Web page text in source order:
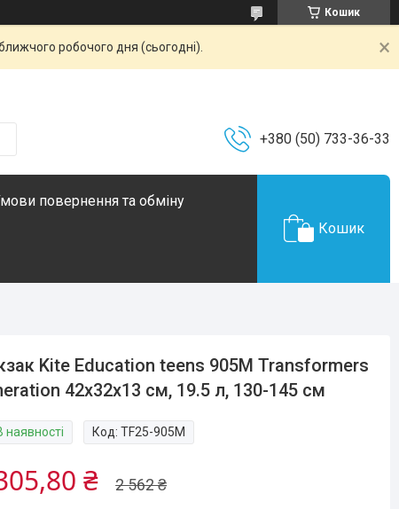
Кошик
робочого дня (сьогодні).
+380 (50) 733-36-33
повернення та обміну
Кошик
Kite Education teens 905M Transformers
42x32x13 см, 19.5 л, 130-145 см
наявності Код:TF25-905M
2 562 ₴
₴